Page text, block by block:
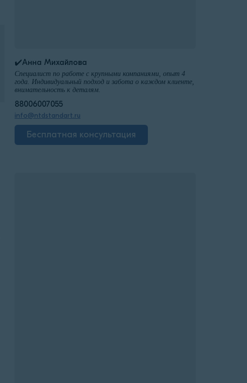
✔️Анна Михайлова
Специалист по работе с крупными компаниями, опыт 4
года. Индивидуальный подход и забота о каждом клиенте,
внимательность к деталям.
88006007055
info@ntdstandart.ru
Бесплатная консультация